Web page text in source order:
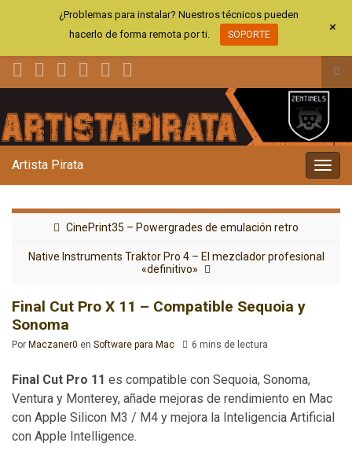
el
la
Artista Pirata
CinePrint35 – Powergrades de emulación retro
Native Instruments Traktor Pro 4 – El mezclador profesional
«definitivo»
Final Cut Pro X 11 – Compatible Sequoia y
Sonoma
Por Maczaner0 en Software para Mac 6 mins de lectura
Final Cut Pro 11 es compatible con Sequoia, Sonoma,
Ventura y Monterey, añade mejoras de rendimiento en Mac
con Apple Silicon M3 / M4 y mejora la Inteligencia Artificial
con Apple Intelligence.
¿Problemas para instalar? Nuestros técnicos pueden
hacerlo de forma remota por ti.
SOPORTE +